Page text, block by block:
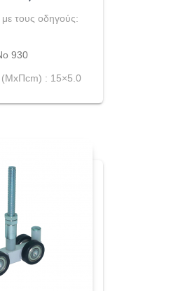
με τους οδηγούς:
930
(ΜxΠcm) : 15×5.0